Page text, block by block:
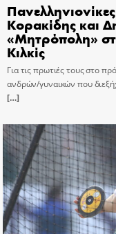
Κορακίδης και
«Μητρόπολη»
Κιλκίς
Για τις πρωτιές τους στο
ανδρών/γυναικών που
[…]